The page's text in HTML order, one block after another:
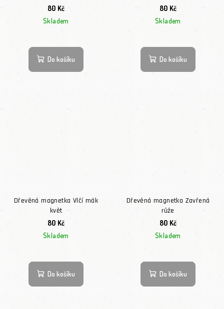
80 Kč
Skladem
Do košíku
80 Kč
Skladem
Do košíku
Dřevěná magnetka Vlčí mák
květ
80 Kč
Skladem
Do košíku
Dřevěná magnetka Zavřená
růže
80 Kč
Skladem
Do košíku